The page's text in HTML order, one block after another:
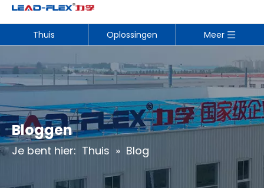
Thuis Oplossingen Meer
Bloggen
Je bent hier: Thuis » Blog